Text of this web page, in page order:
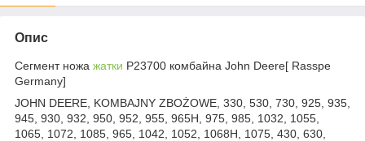
Опис
Сегмент ножа жатки P23700 комбайна John Deere[ Rasspe
Germany]
JOHN DEERE, KOMBAJNY ZBOŻOWE, 330, 530, 730, 925, 935,
945, 930, 932, 950, 952, 955, 965H, 975, 985, 1032, 1055,
1065, 1072, 1085, 965, 1042, 1052, 1068H, 1075, 430, 630,